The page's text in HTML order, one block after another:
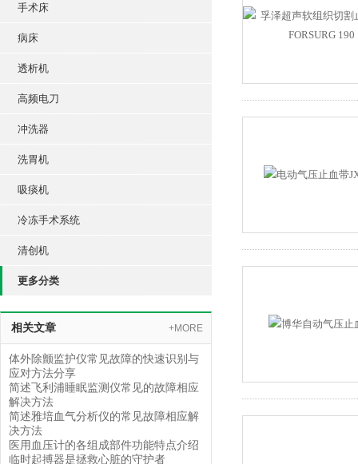
手术床
病床
透析机
高频电刀
冲洗器
洗胃机
吸痰机
冷冻手术系统
清创机
更多分类
相关文章 +MORE
体外除颤监护仪常见故障的快速识别与
应对方法分享
简述飞利浦睡眠监测仪常见的故障相应
解决方法
简述雅培血气分析仪的常见故障相应解
决方法
医用血压计的各组成部件功能特点介绍
临时起搏器是拯救心脏的守护者